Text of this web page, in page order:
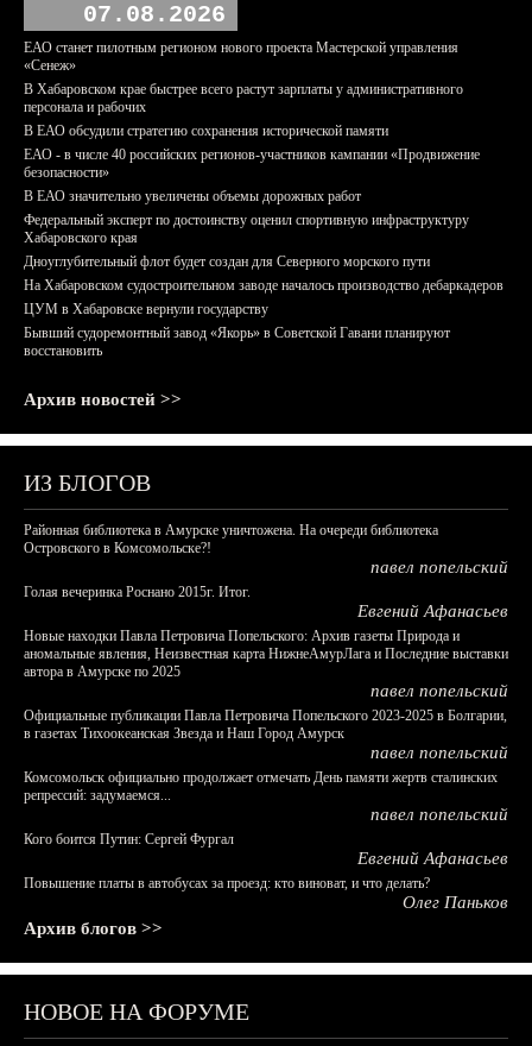
07.08.2026
ЕАО станет пилотным регионом нового проекта Мастерской управления
«Сенеж»
В Хабаровском крае быстрее всего растут зарплаты у административного
персонала и рабочих
В ЕАО обсудили стратегию сохранения исторической памяти
ЕАО - в числе 40 российских регионов-участников кампании «Продвижение
безопасности»
В ЕАО значительно увеличены объемы дорожных работ
Федеральный эксперт по достоинству оценил спортивную инфраструктуру
Хабаровского края
Дноуглубительный флот будет создан для Северного морского пути
На Хабаровском судостроительном заводе началось производство дебаркадеров
ЦУМ в Хабаровске вернули государству
Бывший судоремонтный завод «Якорь» в Советской Гавани планируют
восстановить
Архив новостей >>
ИЗ БЛОГОВ
Районная библиотека в Амурске уничтожена. На очереди библиотека
Островского в Комсомольске?!
павел попельский
Голая вечеринка Роснано 2015г. Итог.
Евгений Афанасьев
Новые находки Павла Петровича Попельского: Архив газеты Природа и
аномальные явления, Неизвестная карта НижнеАмурЛага и Последние выставки
автора в Амурске по 2025
павел попельский
Официальные публикации Павла Петровича Попельского 2023-2025 в Болгарии,
в газетах Тихоокеанская Звезда и Наш Город Амурск
павел попельский
Комсомольск официально продолжает отмечать День памяти жертв сталинских
репрессий: задумаемся...
павел попельский
Кого боится Путин: Сергей Фургал
Евгений Афанасьев
Повышение платы в автобусах за проезд: кто виноват, и что делать?
Олег Паньков
Архив блогов >>
НОВОЕ НА ФОРУМЕ